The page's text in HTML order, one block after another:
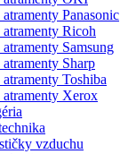
Panasonic
Ricoh
Samsung
Sharp
Toshiba
atramenty Xerox
vzduchu